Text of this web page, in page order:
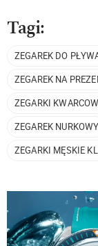
Tagi:
ZEGAREK DO
ZEGAREK NA
ZEGARKI
ZEGAREK NURKOWY
ZEGARKI MĘSKIE